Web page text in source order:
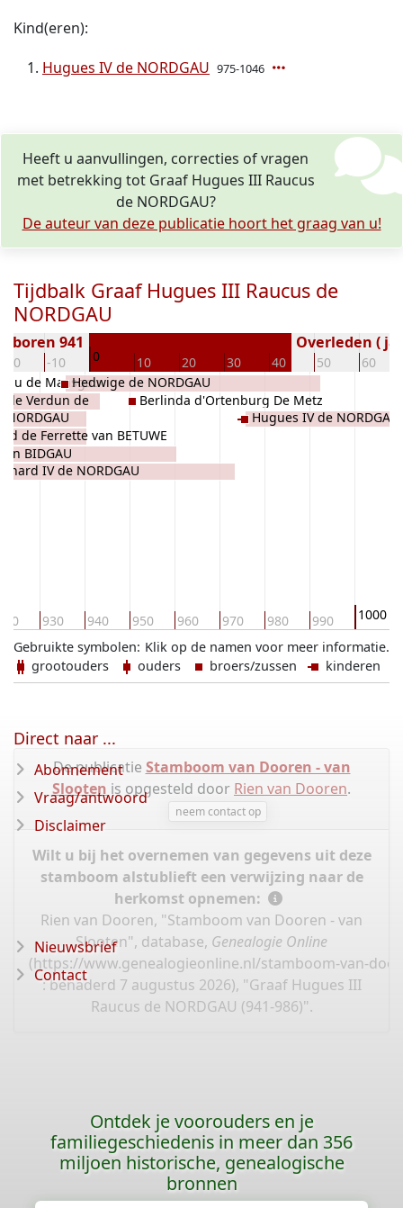
Kind(eren):
Hugues IV de NORDGAU 975-1046
Heeft u aanvullingen, correcties of vragen
met betrekking tot Graaf Hugues III Raucus
de NORDGAU?
De auteur van deze publicatie hoort het graag van u!
Tijdbalk Graaf Hugues III Raucus de
NORDGAU
-20 -10 0 10 20 30 40 50 60
941 Overleden (
930 940 950 960 970 980 990 1000
de Maasgau
de Verdun de
de Ferrette van BETUWE
BIDGAU
IV de NORDGAU
Hedwige de NORDGAU
Berlinda d'Ortenburg De Metz
Hugues IV de NORDGAU
Klik op de namen voor meer informatie.
Gebruikte symbolen:
grootouders
ouders broers/zussen kinderen
De publicatie Stamboom van Dooren - van
Slooten is opgesteld door Rien van Dooren.
neem contact op
Wilt u bij het overnemen van gegevens uit deze
stamboom alstublieft een verwijzing naar de
herkomst opnemen:
Rien van Dooren, "Stamboom van Dooren - van
Slooten", database, Genealogie Online
(https://www.genealogieonline.nl/stamboom-van-
: benaderd 7 augustus 2026), "Graaf Hugues III
Raucus de NORDGAU (941-986)".
Direct naar ...
Abonnement
Vraag/antwoord
Disclaimer
Nieuwsbrief
Contact
Ontdek je voorouders en je
familiegeschiedenis in meer dan 356
miljoen historische, genealogische
bronnen